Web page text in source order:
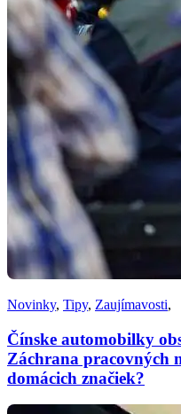
Novinky, Tipy, Zaujímavosti,
Čínske automobilky
Záchrana pracovných
domácich značiek?